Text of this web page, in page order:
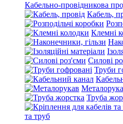
Кабельно-провідникова
Кабель,
Клемні
Силові
Труби
Труба
та труб